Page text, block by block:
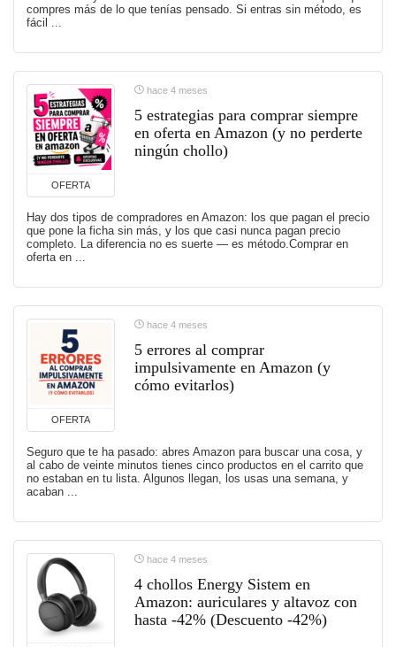
compres más de lo que tenías pensado. Si entras sin método, es
fácil ...
OFERTA
hace 4 meses
5 estrategias para comprar siempre
en oferta en Amazon (y no perderte
ningún chollo)
Hay dos tipos de compradores en Amazon: los que pagan el precio
que pone la ficha sin más, y los que casi nunca pagan precio
completo. La diferencia no es suerte — es método.Comprar en
oferta en ...
OFERTA
hace 4 meses
5 errores al comprar
impulsivamente en Amazon (y
cómo evitarlos)
Seguro que te ha pasado: abres Amazon para buscar una cosa, y
al cabo de veinte minutos tienes cinco productos en el carrito que
no estaban en tu lista. Algunos llegan, los usas una semana, y
acaban ...
hace 4 meses
4 chollos Energy Sistem en
Amazon: auriculares y altavoz con
hasta -42% (Descuento -42%)